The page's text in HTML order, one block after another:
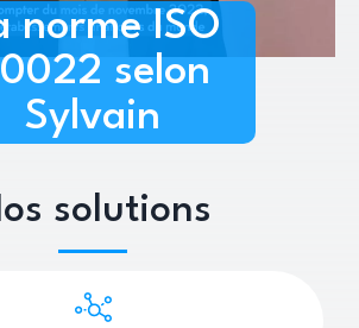
norme ISO
selon
Sylvain
solutions